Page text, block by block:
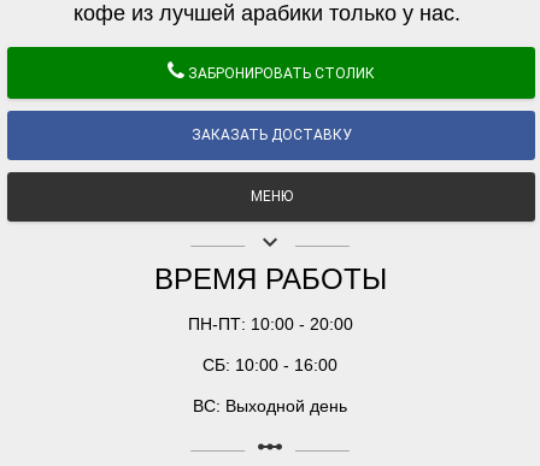
кофе из лучшей арабики только у нас.
ЗАБРОНИРОВАТЬ СТОЛИК
ЗАКАЗАТЬ ДОСТАВКУ
МЕНЮ
keyboard_arrow_down
ВРЕМЯ РАБОТЫ
ПН-ПТ: 10:00 - 20:00
СБ: 10:00 - 16:00
ВС: Выходной день
linear_scale